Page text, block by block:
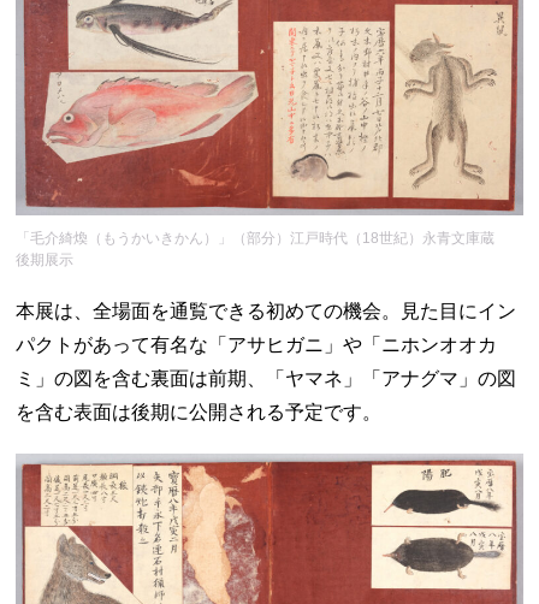
「毛介綺煥（もうかいきかん）」（部分）江戸時代（18世紀）永青文庫蔵
後期展示
本展は、全場面を通覧できる初めての機会。見た目にイン
パクトがあって有名な「アサヒガニ」や「ニホンオオカ
ミ」の図を含む裏面は前期、「ヤマネ」「アナグマ」の図
を含む表面は後期に公開される予定です。